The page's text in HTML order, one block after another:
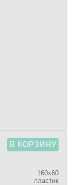
В КОРЗИНУ
160х60
пластик